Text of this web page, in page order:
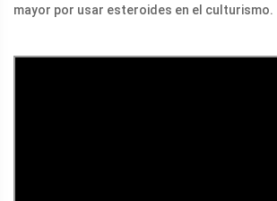
mayor por usar esteroides en el culturismo.